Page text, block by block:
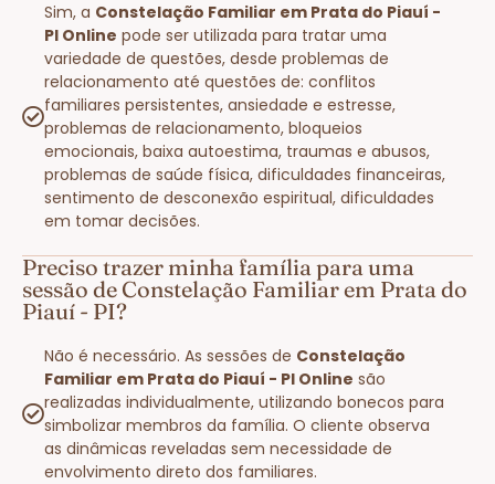
Sim, a Constelação Familiar em Prata do Piauí -
PI Online pode ser utilizada para tratar uma
variedade de questões, desde problemas de
relacionamento até questões de: conflitos
familiares persistentes, ansiedade e estresse,
problemas de relacionamento, bloqueios
emocionais, baixa autoestima, traumas e abusos,
problemas de saúde física, dificuldades financeiras,
sentimento de desconexão espiritual, dificuldades
em tomar decisões.
Preciso trazer minha família para uma
sessão de Constelação Familiar em Prata do
Piauí - PI?
Não é necessário. As sessões de Constelação
Familiar em Prata do Piauí - PI Online são
realizadas individualmente, utilizando bonecos para
simbolizar membros da família. O cliente observa
as dinâmicas reveladas sem necessidade de
envolvimento direto dos familiares.